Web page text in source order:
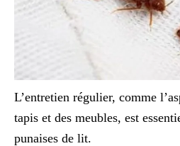
L’entretien régulier, comme
tapis et des meubles, est
punaises de lit.